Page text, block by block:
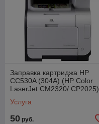
Заправка картриджа HP
CC530A (304A) (HP Color
LaserJet CM2320/ CP2025)
Услуга
50 руб.